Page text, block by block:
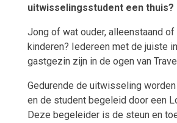
uitwisselingsstudent een thuis?
Jong of wat ouder, alleenstaand
kinderen? Iedereen met de juiste
gastgezin zijn in de ogen van
Gedurende de uitwisseling
en de student begeleid door een
Deze begeleider is de steun en